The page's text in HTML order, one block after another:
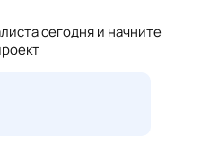
сегодня и начните